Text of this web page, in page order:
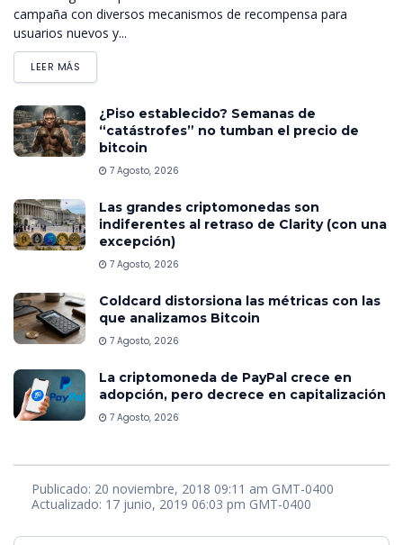
campaña con diversos mecanismos de recompensa para
usuarios nuevos y...
LEER MÁS
¿Piso establecido? Semanas de
“catástrofes” no tumban el precio de
bitcoin
7 Agosto, 2026
Las grandes criptomonedas son
indiferentes al retraso de Clarity (con una
excepción)
7 Agosto, 2026
Coldcard distorsiona las métricas con las
que analizamos Bitcoin
7 Agosto, 2026
La criptomoneda de PayPal crece en
adopción, pero decrece en capitalización
7 Agosto, 2026
Publicado: 20 noviembre, 2018 09:11 am GMT-0400
Actualizado: 17 junio, 2019 06:03 pm GMT-0400